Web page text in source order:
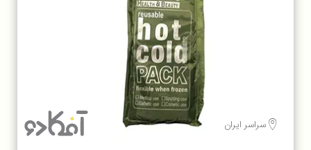
سراسر ایران